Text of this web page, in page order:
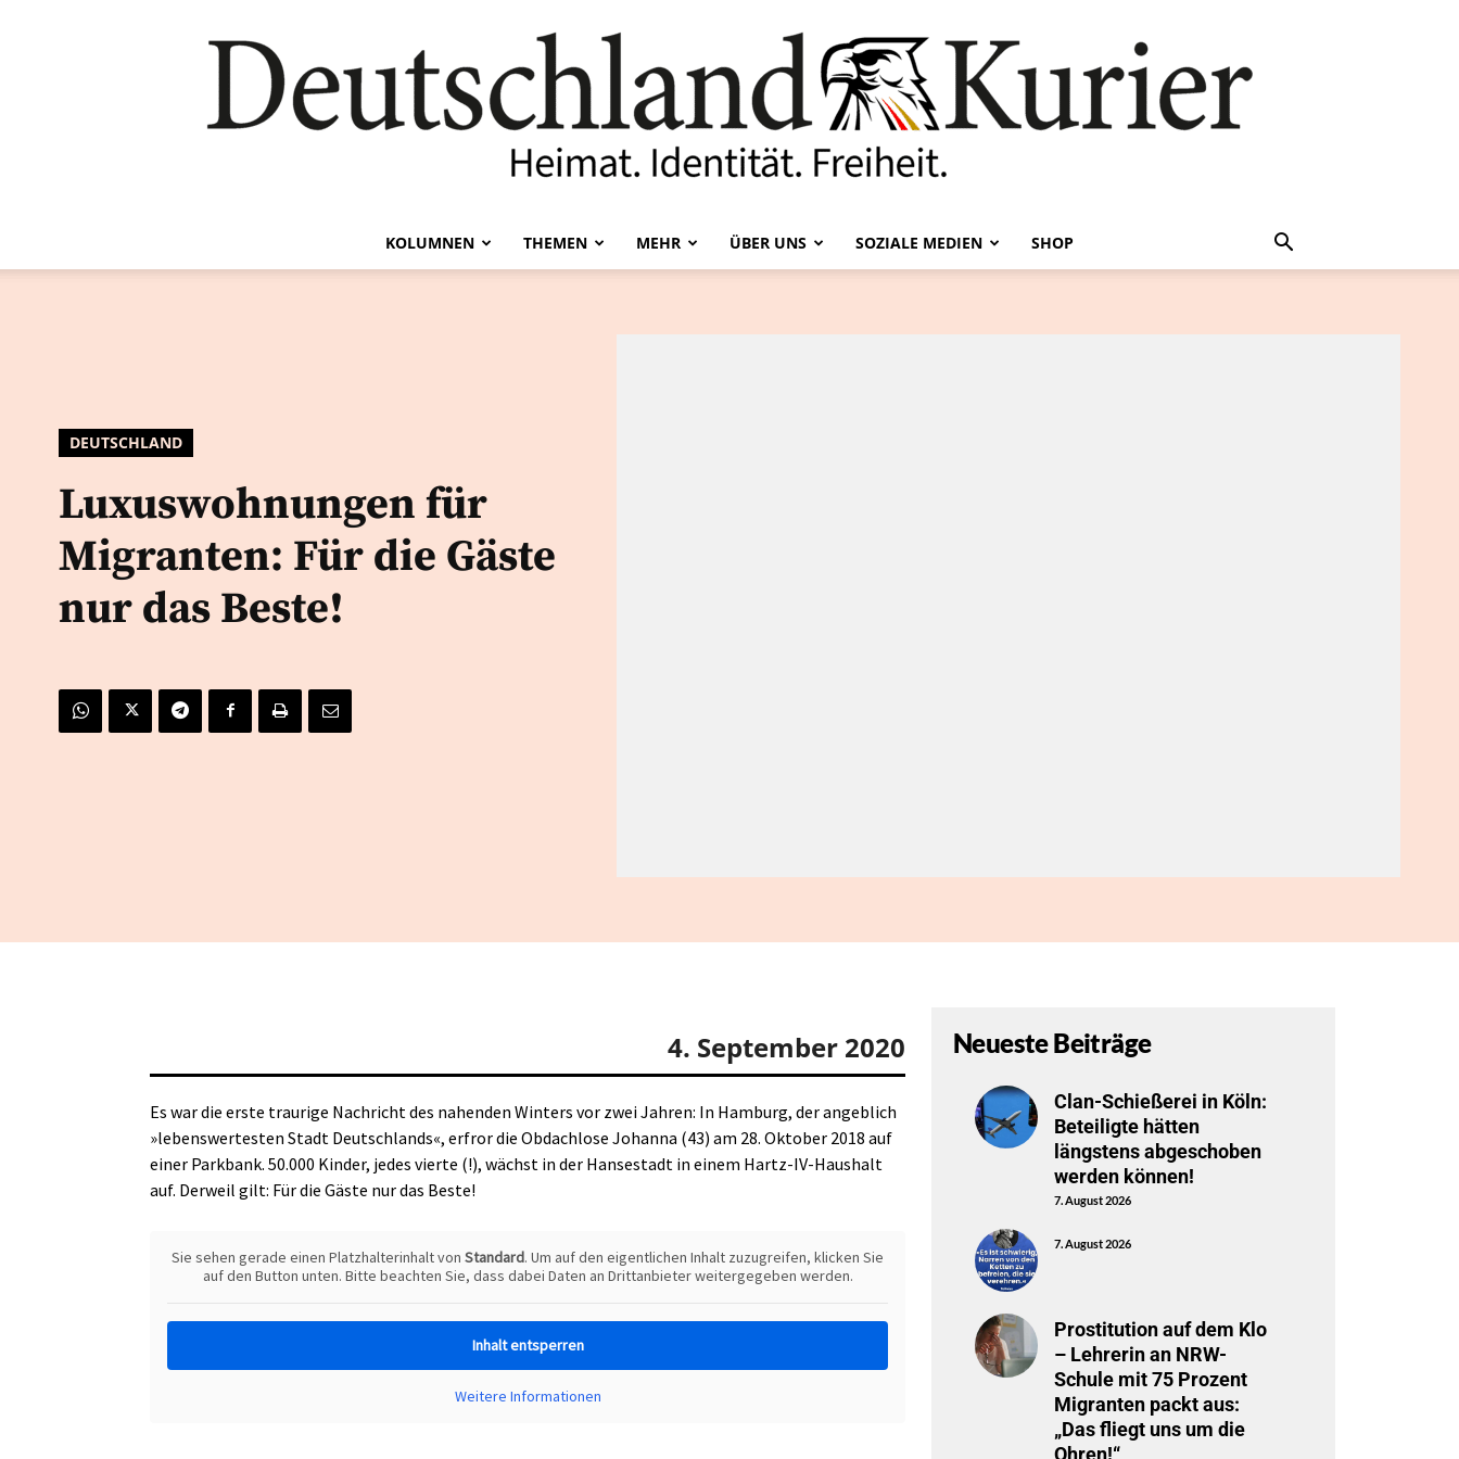
KOLUMNEN THEMEN MEHR ÜBER UNS SOZIALE MEDIEN SHOP
DEUTSCHLAND
Luxuswohnungen für
Migranten: Für die Gäste
nur das Beste!
4. September 2020
Es war die erste traurige Nachricht des nahenden Winters vor zwei Jahren: In Hamburg, der angeblich
»lebenswertesten Stadt Deutschlands«, erfror die Obdachlose Johanna (43) am 28. Oktober 2018 auf
einer Parkbank. 50.000 Kinder, jedes vierte (!), wächst in der Hansestadt in einem Hartz-IV-Haushalt
auf. Derweil gilt: Für die Gäste nur das Beste!
Sie sehen gerade einen Platzhalterinhalt von Standard. Um auf den eigentlichen Inhalt zuzugreifen, klicken Sie
auf den Button unten. Bitte beachten Sie, dass dabei Daten an Drittanbieter weitergegeben werden.
Inhalt entsperren
Weitere Informationen
Neueste Beiträge
Clan-Schießerei in Köln:
Beteiligte hätten
längstens abgeschoben
werden können!
7. August 2026
7. August 2026
Prostitution auf dem Klo
– Lehrerin an NRW-
Schule mit 75 Prozent
Migranten packt aus:
„Das fliegt uns um die
Ohren!“